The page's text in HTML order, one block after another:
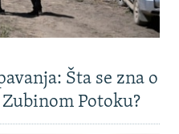
Šta se zna o
Potoku?